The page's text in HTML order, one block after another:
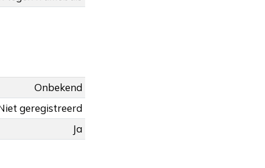
Onbekend
geregistreerd
Ja